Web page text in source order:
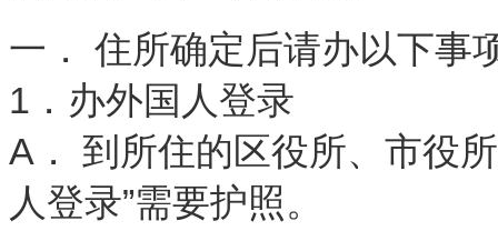
一． 住所确定后请办以下事
1．办外国人登录
A． 到所住的区役所、市役
人登录”需要护照。